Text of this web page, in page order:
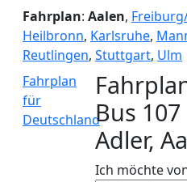
Fahrplan: Aalen,
Heilbronn, Karlsruhe,
Reutlingen, Stuttgart, Ulm
Fahrplan
für
DeutschlandBus
Adler,
Ich möchte